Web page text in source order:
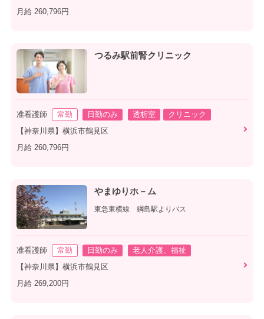
月給 260,796円
つるみ駅前腎クリニック
准看護師 常勤 日勤のみ 透析室
クリニック
【神奈川県】横浜市鶴見区
月給 260,796円
やまゆりホ－ム
東急東横線 綱島駅よりバス
准看護師 常勤 日勤のみ
老人介護、福祉
【神奈川県】横浜市鶴見区
月給 269,200円